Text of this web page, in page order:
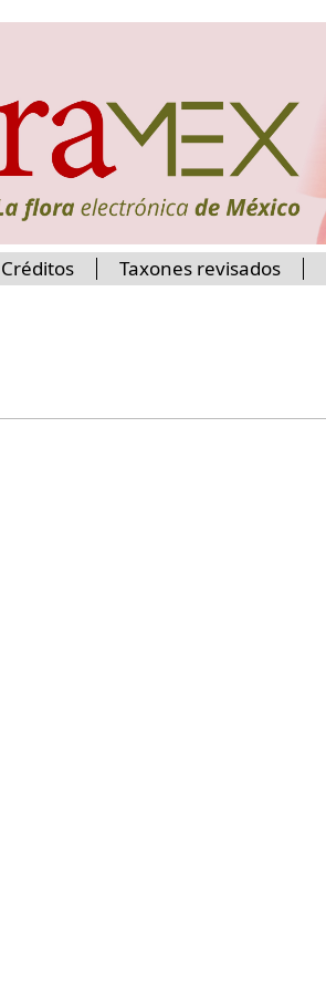
Créditos Taxones revisados